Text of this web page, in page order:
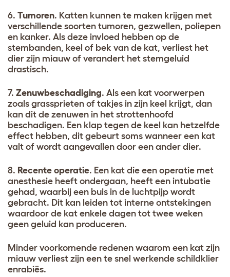
6. Tumoren. Katten kunnen te maken krijgen met
verschillende soorten tumoren, gezwellen, poliepen
en kanker. Als deze invloed hebben op de
stembanden, keel of bek van de kat, verliest het
dier zijn miauw of verandert het stemgeluid
drastisch.
7. Zenuwbeschadiging. Als een kat voorwerpen
zoals grassprieten of takjes in zijn keel krijgt, dan
kan dit de zenuwen in het strottenhoofd
beschadigen. Een klap tegen de keel kan hetzelfde
effect hebben, dit gebeurt soms wanneer een kat
valt of wordt aangevallen door een ander dier.
8. Recente operatie. Een kat die een operatie met
anesthesie heeft ondergaan, heeft een intubatie
gehad, waarbij een buis in de luchtpijp wordt
gebracht. Dit kan leiden tot interne ontstekingen
waardoor de kat enkele dagen tot twee weken
geen geluid kan produceren.
Minder voorkomende redenen waarom een kat zijn
miauw verliest zijn een te snel werkende schildklier
enrabiës.